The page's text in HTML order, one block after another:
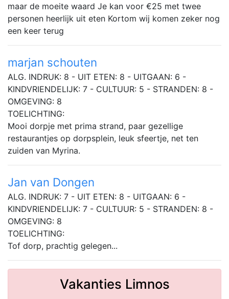
maar de moeite waard Je kan voor €25 met twee
personen heerlijk uit eten Kortom wij komen zeker nog
een keer terug
marjan schouten
ALG. INDRUK: 8 - UIT ETEN: 8 - UITGAAN: 6 -
KINDVRIENDELIJK: 7 - CULTUUR: 5 - STRANDEN: 8 -
OMGEVING: 8
TOELICHTING:
Mooi dorpje met prima strand, paar gezellige
restaurantjes op dorpsplein, leuk sfeertje, net ten
zuiden van Myrina.
Jan van Dongen
ALG. INDRUK: 7 - UIT ETEN: 8 - UITGAAN: 6 -
KINDVRIENDELIJK: 7 - CULTUUR: 5 - STRANDEN: 8 -
OMGEVING: 8
TOELICHTING:
Tof dorp, prachtig gelegen...
Vakanties Limnos